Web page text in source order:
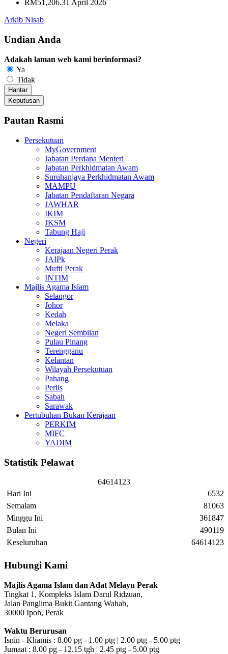
RM51,206.31 April 2026
Arkib Nisab
Undian Anda
Adakah laman web kami berinformasi?
Ya
Tidak
Pautan Rasmi
Persekutuan
MyGovernment
Jabatan Perdana Menteri
Jabatan Perkhidmatan Awam
Suruhanjaya Perkhidmatan Awam
MAMPU
Jabatan Pendaftaran Negara
JAWHAR
IKIM
JKSM
Tabung Haji
Negeri
Kerajaan Negeri Perak
JAIPk
Mufti Perak
INTIM
Majlis Agama Islam
Selangor
Johor
Kedah
Melaka
Negeri Sembilan
Pulau Pinang
Terengganu
Kelantan
Wilayah Persekutuan
Pahang
Perlis
Sabah
Sarawak
Pertubuhan Bukan Kerajaan
PERKIM
MIFC
YADIM
Statistik Pelawat
646141 23
Hari Ini
Semalam
Minggu Ini
Bulan Ini
Keseluruhan
6532
81063
361847
490119
64614123
Hubungi Kami
Majlis Agama Islam dan Adat Melayu Perak
Tingkat 1, Kompleks Islam Darul Ridzuan,
Jalan Panglima Bukit Gantang Wahab,
30000 Ipoh, Perak
Waktu Berurusan
Isnin - Khamis : 8.00 pg - 1.00 ptg | 2.00 ptg - 5.00 ptg
Jumaat : 8.00 pg - 12.15 tgh | 2.45 ptg - 5.00 ptg